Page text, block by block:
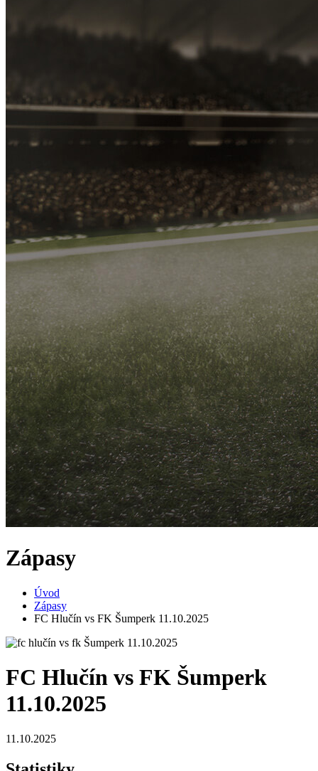
Zápasy
Úvod
Zápasy
FC Hlučín vs FK Šumperk 11.10.2025
FC Hlučín vs FK Šumperk
11.10.2025
11.10.2025